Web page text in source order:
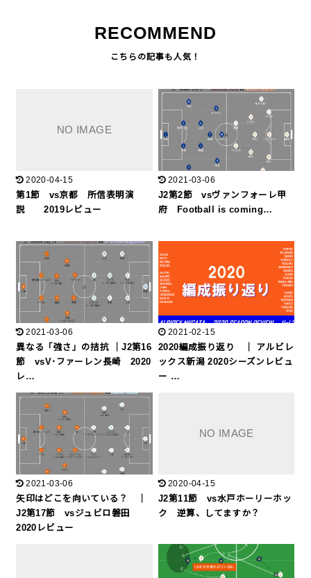
RECOMMEND
2020-04-15
第1節 vs京都 所信表明演
説 2019レビュー
2021-03-06
J2第2節 vsヴァンフォーレ甲
府 Football is coming…
2021-03-06
異なる「強さ」の拮抗 ｜J2第16
節 vsV･ファーレン長崎 2020
レ…
2021-02-15
2020編成振り返り ｜ アルビレ
ックス新潟 2020シーズンレビュ
ー …
2021-03-06
矢印はどこを向いている？ ｜
J2第17節 vsジュビロ磐田
2020レビュー
2020-04-15
J2第11節 vs水戸ホーリーホッ
ク 逆算、してますか？